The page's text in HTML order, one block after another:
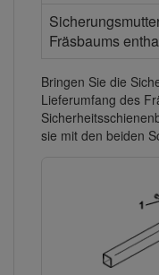
Fräsbaums
Bringen Sie die
Lieferumfang des
sie mit den beiden